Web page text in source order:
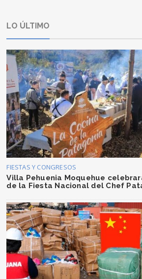
LO ÚLTIMO
FIESTAS Y CONGRESOS
Villa Pehuenia Moquehue
de la Fiesta Nacional del Chef